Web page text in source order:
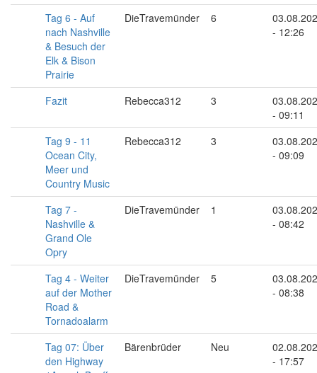
Tag 6 - Auf
nach Nashville
& Besuch der
Elk & Bison
Prairie
DieTravemünder 6
- 12:26
Fazit Rebecca312 3
- 09:11
Tag 9 - 11
Ocean City,
Meer und
Country Music
Rebecca312 3
- 09:09
Tag 7 -
Nashville &
Grand Ole
Opry
DieTravemünder 1
- 08:42
Tag 4 - Weiter
auf der Mother
Road &
Tornadoalarm
DieTravemünder 5
- 08:38
Tag 07: Über
den Highway
Bärenbrüder Neu
- 17:57